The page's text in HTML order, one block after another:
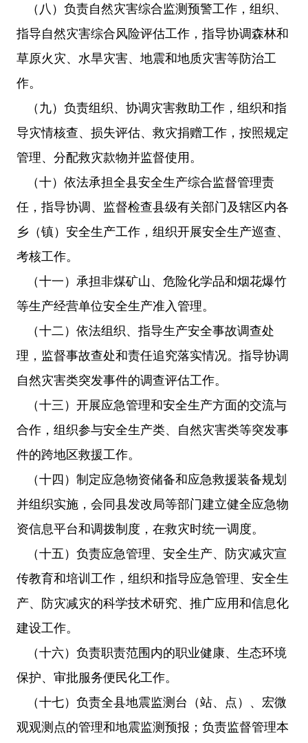
（八）负责自然灾害综合监测预警工作，组织、
指导自然灾害综合风险评估工作，指导协调森林和
草原火灾、水旱灾害、地震和地质灾害等防治工
作。
（九）负责组织、协调灾害救助工作，组织和指
导灾情核查、损失评估、救灾捐赠工作，按照规定
管理、分配救灾款物并监督使用。
（十）依法承担全县安全生产综合监督管理责
任，指导协调、监督检查县级有关部门及辖区内各
乡（镇）安全生产工作，组织开展安全生产巡查、
考核工作。
（十一）承担非煤矿山、危险化学品和烟花爆竹
等生产经营单位安全生产准入管理。
（十二）依法组织、指导生产安全事故调查处
理，监督事故查处和责任追究落实情况。指导协调
自然灾害类突发事件的调查评估工作。
（十三）开展应急管理和安全生产方面的交流与
合作，组织参与安全生产类、自然灾害类等突发事
件的跨地区救援工作。
（十四）制定应急物资储备和应急救援装备规划
并组织实施，会同县发改局等部门建立健全应急物
资信息平台和调拨制度，在救灾时统一调度。
（十五）负责应急管理、安全生产、防灾减灾宣
传教育和培训工作，组织和指导应急管理、安全生
产、防灾减灾的科学技术研究、推广应用和信息化
建设工作。
（十六）负责职责范围内的职业健康、生态环境
保护、审批服务便民化工作。
（十七）负责全县地震监测台（站、点）、宏微
观观测点的管理和地震监测预报；负责监督管理本